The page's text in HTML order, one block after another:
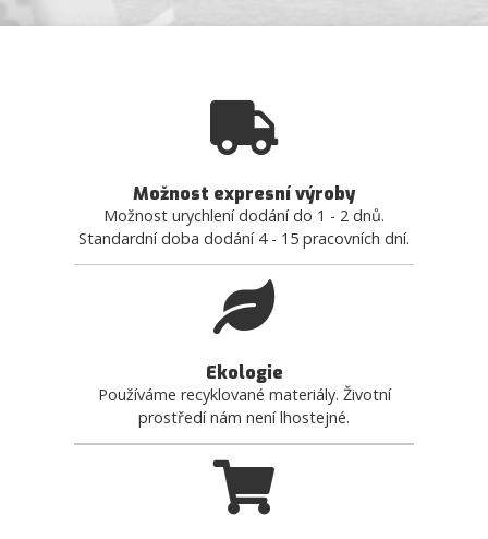
Možnost expresní výroby
Možnost urychlení dodání do 1 - 2 dnů.
Standardní doba dodání 4 - 15 pracovních dní.
Ekologie
Používáme recyklované materiály. Životní
prostředí nám není lhostejné.